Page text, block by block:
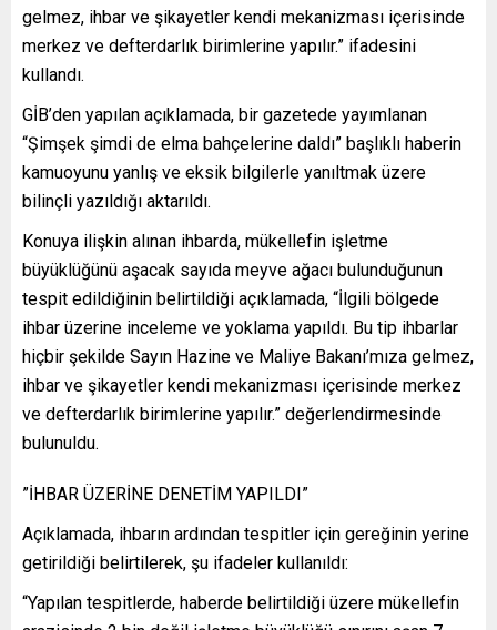
gelmez, ihbar ve şikayetler kendi mekanizması içerisinde
merkez ve defterdarlık birimlerine yapılır.” ifadesini
kullandı.
GİB’den yapılan açıklamada, bir gazetede yayımlanan
“Şimşek şimdi de elma bahçelerine daldı” başlıklı haberin
kamuoyunu yanlış ve eksik bilgilerle yanıltmak üzere
bilinçli yazıldığı aktarıldı.
Konuya ilişkin alınan ihbarda, mükellefin işletme
büyüklüğünü aşacak sayıda meyve ağacı bulunduğunun
tespit edildiğinin belirtildiği açıklamada, “İlgili bölgede
ihbar üzerine inceleme ve yoklama yapıldı. Bu tip ihbarlar
hiçbir şekilde Sayın Hazine ve Maliye Bakanı’mıza gelmez,
ihbar ve şikayetler kendi mekanizması içerisinde merkez
ve defterdarlık birimlerine yapılır.” değerlendirmesinde
bulunuldu.
”İHBAR ÜZERİNE DENETİM YAPILDI”
Açıklamada, ihbarın ardından tespitler için gereğinin yerine
getirildiği belirtilerek, şu ifadeler kullanıldı:
“Yapılan tespitlerde, haberde belirtildiği üzere mükellefin